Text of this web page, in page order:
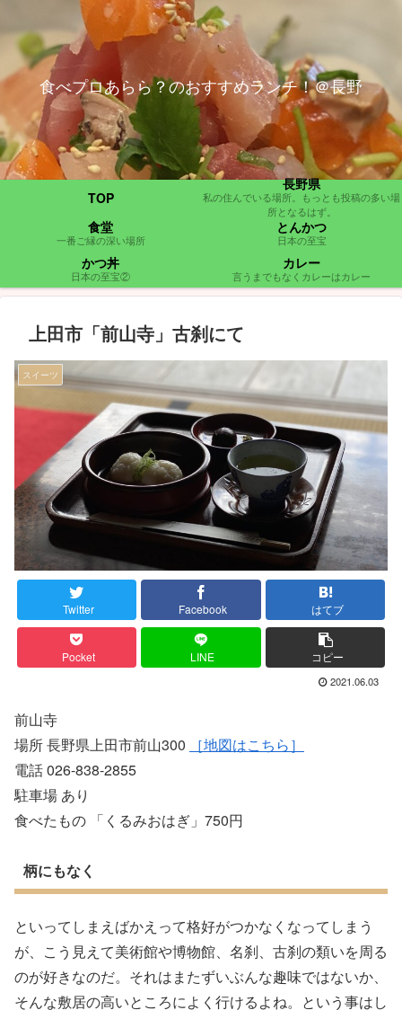
食べプロあらら？のおすすめランチ！＠長野
TOP
長野県
私の住んでいる場所。もっとも投稿の多い場
所となるはず。
食堂
一番ご縁の深い場所
とんかつ
日本の至宝
かつ丼
日本の至宝②
カレー
言うまでもなくカレーはカレー
上田市「前山寺」古刹にて
スイーツ
Twitter Facebook はてブ
Pocket LINE コピー
2021.06.03
前山寺
場所 長野県上田市前山300
［地図はこちら］
電話 026-838-2855
駐車場 あり
食べたもの 「くるみおはぎ」750円
柄にもなく
といってしまえばかえって格好がつかなくなってしまう
が、こう見えて美術館や博物館、名刹、古刹の類いを周る
のが好きなのだ。それはまたずいぶんな趣味ではないか、
そんな敷居の高いところによく行けるよね。という事はし